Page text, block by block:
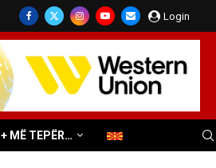
Login
+ MË TEPËR…